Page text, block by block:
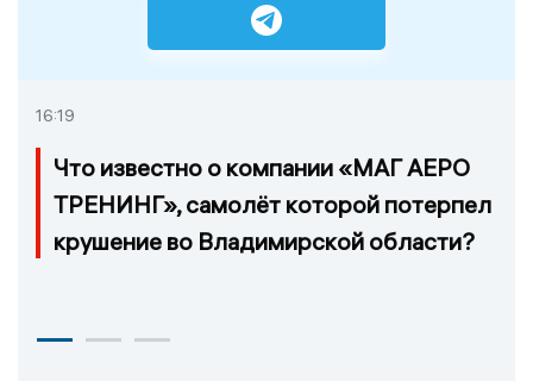
16:19
Что известно о компании «МАГ АЕРО
ТРЕНИНГ», самолёт которой потерпел
крушение во Владимирской области?